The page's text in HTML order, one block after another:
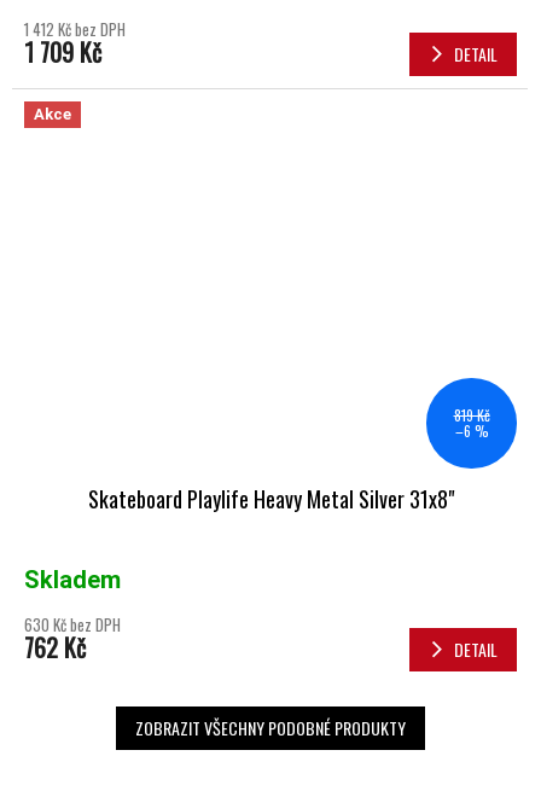
1 412 Kč bez DPH
1 709 Kč DETAIL
Akce
819 Kč
–6 %
Skateboard Playlife Heavy Metal Silver 31x8"
Skladem
630 Kč bez DPH
762 Kč DETAIL
ZOBRAZIT VŠECHNY PODOBNÉ PRODUKTY